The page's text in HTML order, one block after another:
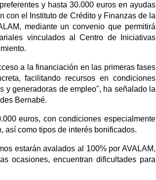
y hasta 30.000 euros en ayudas
con el Instituto de Crédito y Finanzas de la
mediante un convenio que permitirá
vinculados al Centro de Iniciativas
a la financiación en las primeras fases
facilitando recursos en condiciones
y generadoras de empleo", ha señalado la
Bernabé.
euros, con condiciones especialmente
así como tipos de interés bonificados.
estarán avalados al 100% por AVALAM,
ocasiones, encuentran dificultades para